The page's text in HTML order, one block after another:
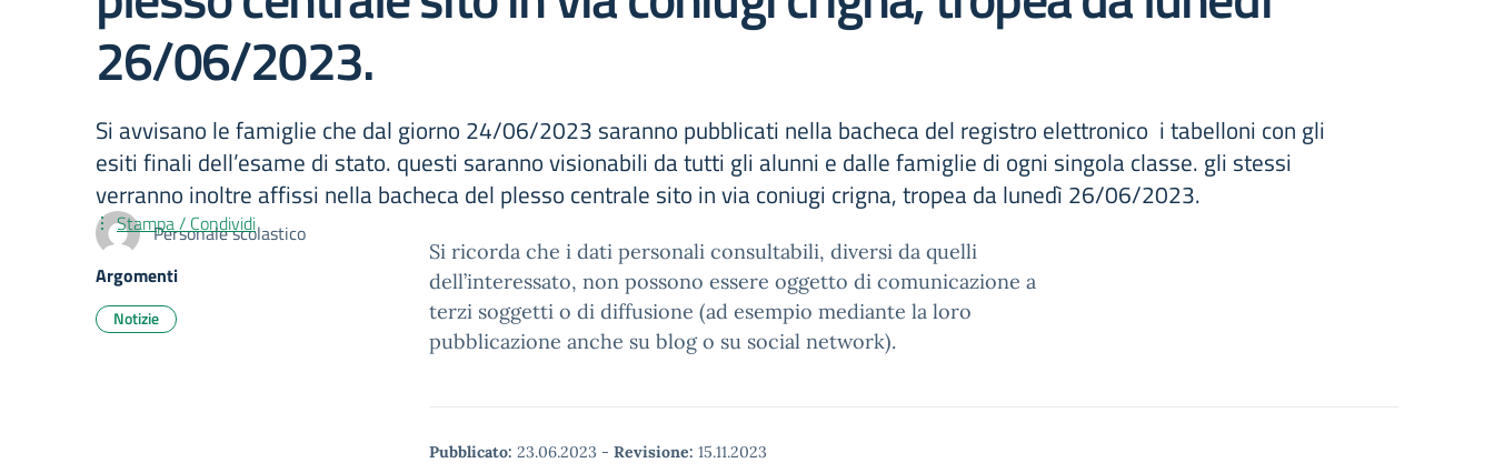
26/06/2023.
Si avvisano le famiglie che dal giorno 24/06/2023 saranno pubblicati nella bacheca del registro elettronico i tabelloni con gli
esiti finali dell’esame di stato. questi saranno visionabili da tutti gli alunni e dalle famiglie di ogni singola classe. gli stessi
verranno inoltre affissi nella bacheca del plesso centrale sito in via coniugi crigna, tropea da lunedì 26/06/2023.
Personale scolastico
Si ricorda che i dati personali consultabili, diversi da quelli
dell’interessato, non possono essere oggetto di comunicazione a
terzi soggetti o di diffusione (ad esempio mediante la loro
pubblicazione anche su blog o su social network).
Pubblicato: 23.06.2023 - Revisione: 15.11.2023
Stampa / Condividi
Argomenti
Notizie